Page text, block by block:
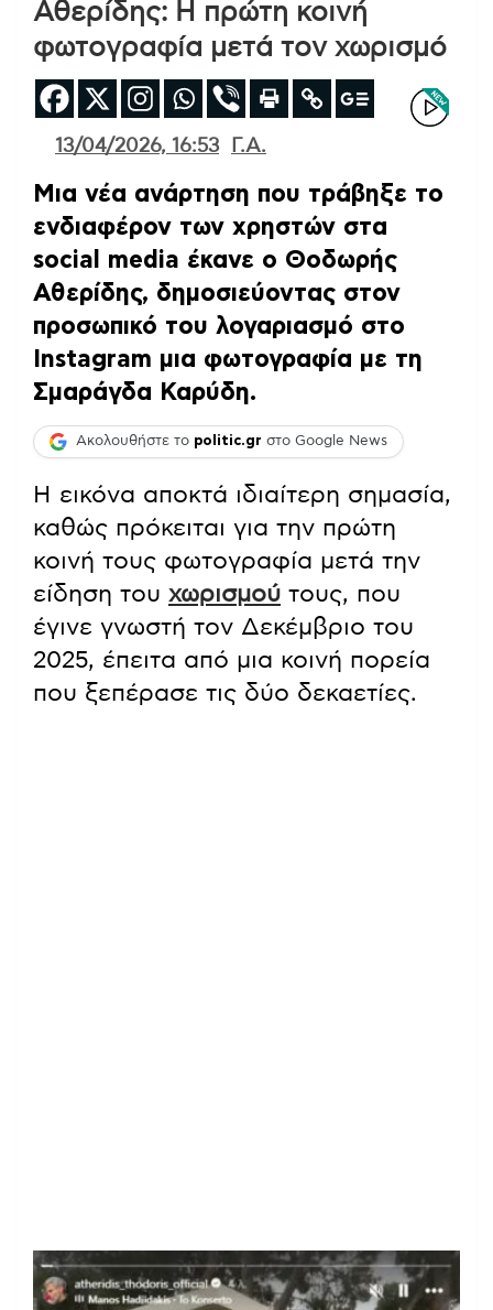
Αθερίδης: Η πρώτη κοινή
φωτογραφία μετά τον χωρισμό
13/04/2026, 16:53 Γ.Α.
Μια νέα ανάρτηση που τράβηξε το
ενδιαφέρον των χρηστών στα
social media έκανε ο Θοδωρής
Αθερίδης, δημοσιεύοντας στον
προσωπικό του λογαριασμό στο
Instagram μια φωτογραφία με τη
Σμαράγδα Καρύδη.
Ακολουθήστε το politic.gr στο Google News
Η εικόνα αποκτά ιδιαίτερη σημασία,
καθώς πρόκειται για την πρώτη
κοινή τους φωτογραφία μετά την
είδηση του χωρισμού τους, που
έγινε γνωστή τον Δεκέμβριο του
2025, έπειτα από μια κοινή πορεία
που ξεπέρασε τις δύο δεκαετίες.